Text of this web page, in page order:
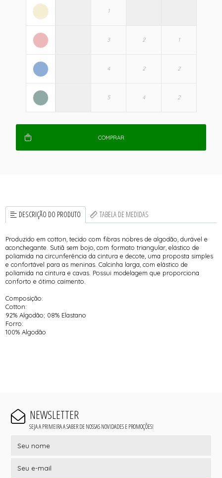
COMPRAR
DESCRIÇÃO DO PRODUTO TABELA DE MEDIDAS
Produzido em cotton, tecido com fibras nobres de algodão, durável e
aconchegante. Sutiã sem bojo, com formato triangular, elástico de
poliamida na circunferência da cintura e decote, uma proposta simples
e confortável para as meninas. Calcinha larga, com elástico de
poliamida na cintura e cavas. Possui modelagem que proporciona
conforto e ótimo caimento.
Composição:
Cotton:
92% Algodão; 08% Elastano
Forro:
100% Algodão
NEWSLETTER
SEJA A PRIMEIRA A SABER DE NOSSAS NOVIDADES E PROMOÇÕES!